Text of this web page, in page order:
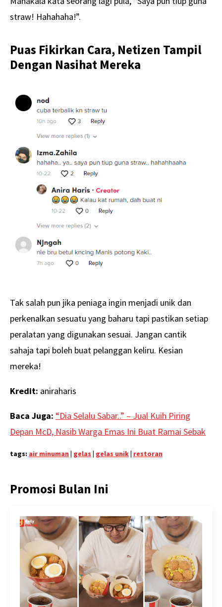
straw! Hahahaha!”.
Puas Fikirkan Cara, Netizen Tampil
Dengan Nasihat Mereka
Tak salah pun jika peniaga ingin menjadi unik dan
perkenalkan sesuatu yang baharu tapi pastikan setiap
peralatan yang digunakan sesuai. Jangan cantik
sahaja tapi boleh buat pelanggan keliru. Kesian
mereka!
Kredit: aniraharis
Baca Juga: “Dia Selalu Sabar..” – Jual Kuih Piring
Depan McD, Nasib Warga Emas Ini Buat Ramai Sebak
tags: air minuman | gelas | gelas unik| restoran
Promosi Bulan Ini